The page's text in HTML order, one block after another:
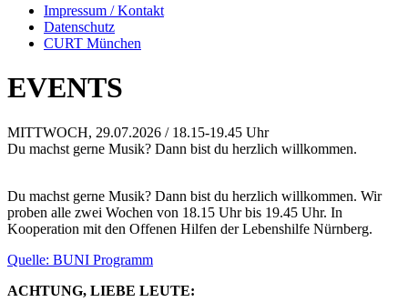
Impressum / Kontakt
Datenschutz
CURT München
EVENTS
MITTWOCH, 29.07.2026 / 18.15-19.45 Uhr
Du machst gerne Musik? Dann bist du herzlich willkommen.
Du machst gerne Musik? Dann bist du herzlich willkommen. Wir
proben alle zwei Wochen von 18.15 Uhr bis 19.45 Uhr. In
Kooperation mit den Offenen Hilfen der Lebenshilfe Nürnberg.
Quelle: BUNI Programm
ACHTUNG, LIEBE LEUTE: